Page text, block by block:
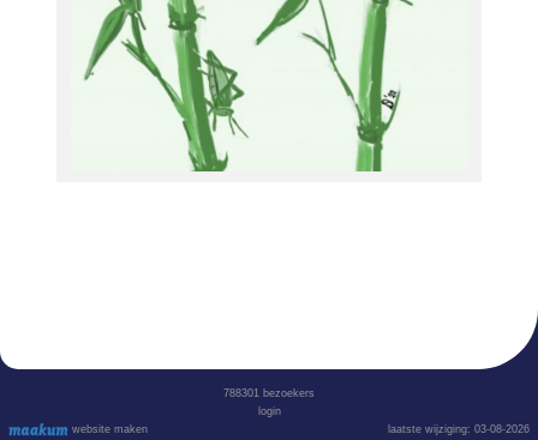
website maken
788301 bezoekers
login
laatste wijziging: 03-08-2026